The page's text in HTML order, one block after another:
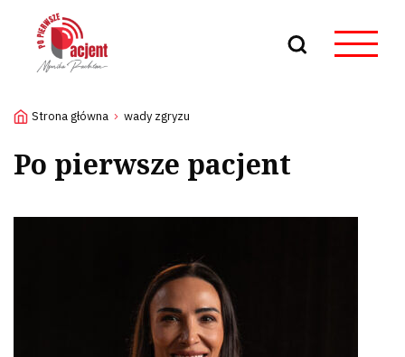
Strona główna wady zgryzu
Po pierwsze pacjent